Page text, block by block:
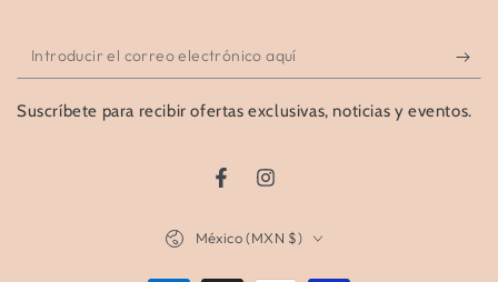
Introducir
el
correo
Suscríbete para recibir ofertas exclusivas, noticias y eventos.
FacebookInstagram
México (MXN $)